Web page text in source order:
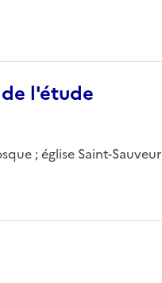
l'étude
; église Saint-Sauveur